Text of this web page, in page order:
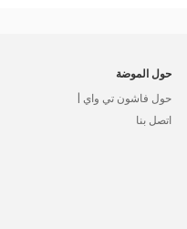
حول الموضة
حول فاشون تي واي |
اتصل بنا